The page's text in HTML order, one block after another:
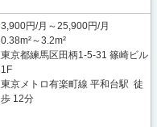
3,900円/月～25,900円/月
0.38m²～3.2m²
東京都練馬区田柄1-5-31 篠崎ビル
1F
東京メトロ有楽町線 平和台駅 徒
歩 12分